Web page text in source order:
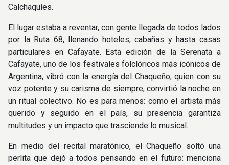
Calchaquíes.
El lugar estaba a reventar, con gente llegada de todos lados
por la Ruta 68, llenando hoteles, cabañas y hasta casas
particulares en Cafayate. Esta edición de la Serenata a
Cafayate, uno de los festivales folclóricos más icónicos de
Argentina, vibró con la energía del Chaqueño, quien con su
voz potente y su carisma de siempre, convirtió la noche en
un ritual colectivo. No es para menos: como el artista más
querido y seguido en el país, su presencia garantiza
multitudes y un impacto que trasciende lo musical.
En medio del recital maratónico, el Chaqueño soltó una
perlita que dejó a todos pensando en el futuro: menciona